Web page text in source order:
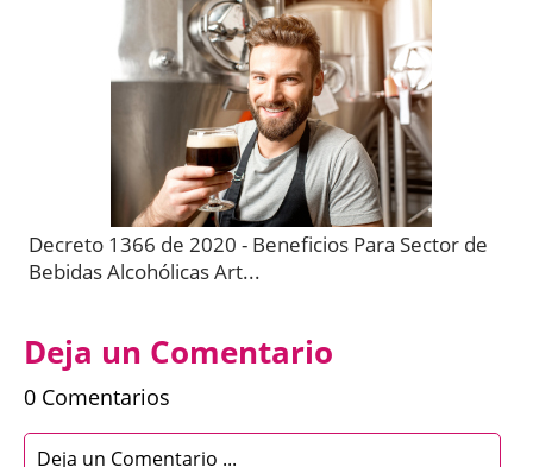
Decreto 1366 de 2020 - Beneficios Para Sector de
Bebidas Alcohólicas Art...
Deja un Comentario
0 Comentarios